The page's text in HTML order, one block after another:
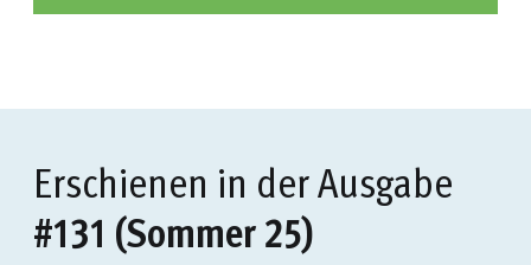
Erschienen in der Ausgabe
#131 (Sommer 25)